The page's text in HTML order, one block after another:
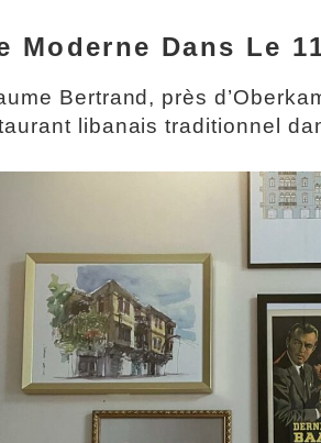
Moderne Dans Le
Bertrand, près
libanais traditionnel